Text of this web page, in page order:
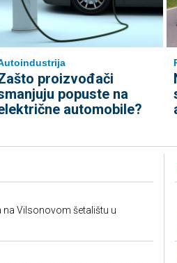
proizvođači
popuste na
automobile?
Vilsonovom šetalištu u